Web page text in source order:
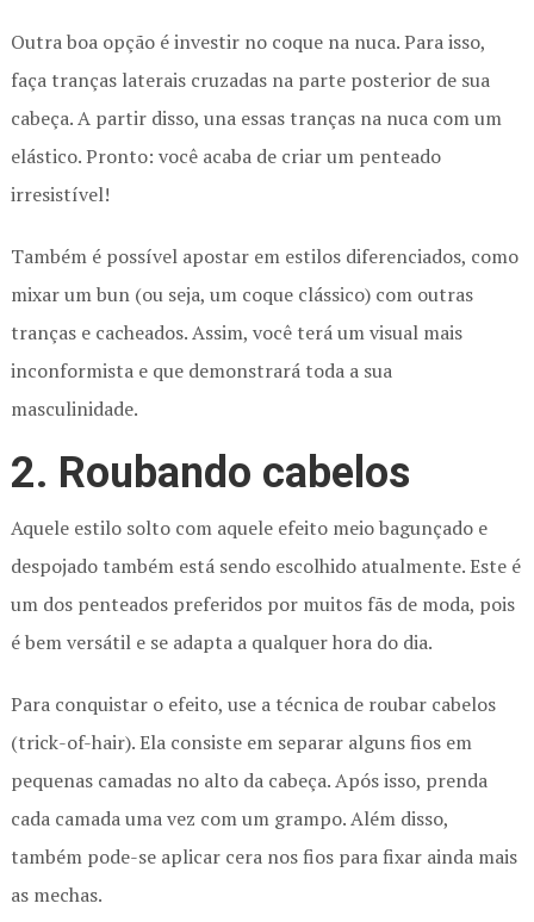
Outra boa opção é investir no coque na nuca. Para isso,
faça tranças laterais cruzadas na parte posterior de sua
cabeça. A partir disso, una essas tranças na nuca com um
elástico. Pronto: você acaba de criar um penteado
irresistível!
Também é possível apostar em estilos diferenciados, como
mixar um bun (ou seja, um coque clássico) com outras
tranças e cacheados. Assim, você terá um visual mais
inconformista e que demonstrará toda a sua
masculinidade.
2. Roubando cabelos
Aquele estilo solto com aquele efeito meio bagunçado e
despojado também está sendo escolhido atualmente. Este é
um dos penteados preferidos por muitos fãs de moda, pois
é bem versátil e se adapta a qualquer hora do dia.
Para conquistar o efeito, use a técnica de roubar cabelos
(trick-of-hair). Ela consiste em separar alguns fios em
pequenas camadas no alto da cabeça. Após isso, prenda
cada camada uma vez com um grampo. Além disso,
também pode-se aplicar cera nos fios para fixar ainda mais
as mechas.